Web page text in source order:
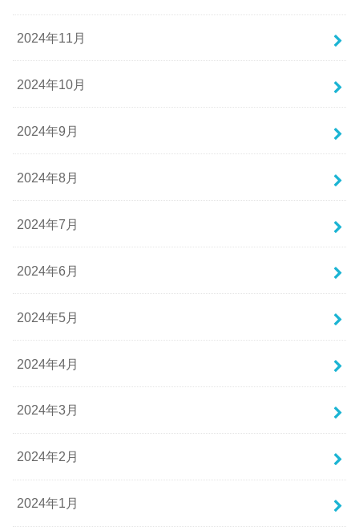
2024年11月
2024年10月
2024年9月
2024年8月
2024年7月
2024年6月
2024年5月
2024年4月
2024年3月
2024年2月
2024年1月